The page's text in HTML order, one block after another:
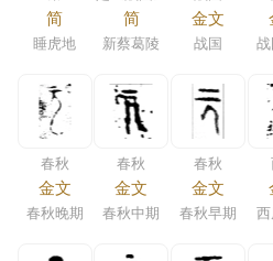
简
睡虎地
简
新蔡葛陵
金文
战国 战
春秋
金文
春秋晚期
春秋
金文
春秋中期
春秋
金文
春秋早期 西